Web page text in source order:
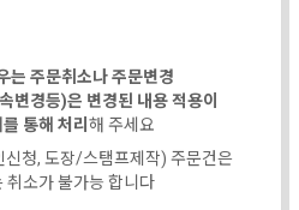
는 주문취소나 주문변경
변경등)은 변경된 내용 적용이
통해 처리해 주세요
청, 도장/스탬프제작) 주문건은
취소가 불가능 합니다